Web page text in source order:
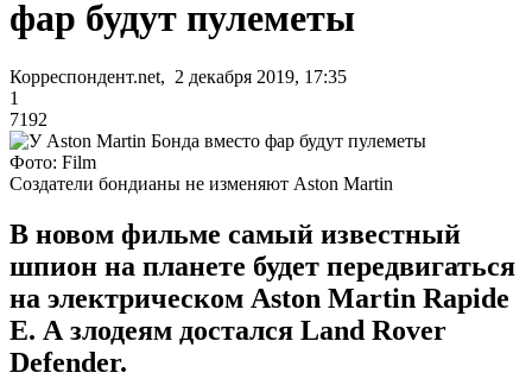
фар будут пулеметы
Корреспондент.net, 2 декабря 2019, 17:35
1
7192
Фото: Film
Создатели бондианы не изменяют Aston Martin
В новом фильме самый известный
шпион на планете будет передвигаться
на электрическом Aston Martin Rapide
E. А злодеям достался Land Rover
Defender.